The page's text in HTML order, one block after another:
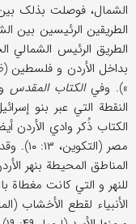
الشمال، فوصلت بذلک
الطریقین الرئیسین بین
الطریق الرئیس الشمالي
بداخل الأردن و فلسطین
»). وفيالکتاب المقدس
الکتاب ذُکر وادي الأردن
مصر
للنهر و التي کانت مغطاة